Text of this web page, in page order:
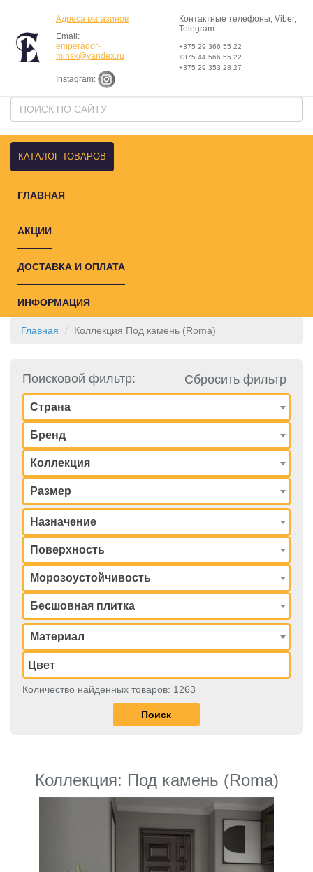
Адреса магазинов
Email:
emperador-
minsk@yandex.ru
Instagram:
Контактные телефоны, Viber,
Telegram
+375 29 366 55 22
+375 44 566 55 22
+375 29 353 28 27
КАТАЛОГ ТОВАРОВ
ГЛАВНАЯ
АКЦИИ
ДОСТАВКА И ОПЛАТА
ИНФОРМАЦИЯ
Главная Коллекция Под камень (Roma)
Поисковой фильтр: Сбросить фильтр
Страна
Бренд
Коллекция
Размер
Назначение
Поверхность
Морозоустойчивость
Бесшовная плитка
Материал
Количество найденных товаров: 1263
Коллекция: Под камень (Roma)
Next